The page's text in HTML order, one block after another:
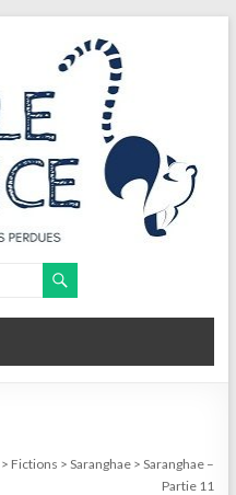
> Fictions >Saranghae >Saranghae –
Partie 11